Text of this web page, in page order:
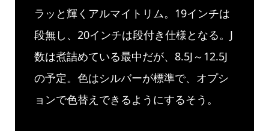
ラッと輝くアルマイトリム。19インチは
段無し、20インチは段付き仕様となる。J
数は煮詰めている最中だが、8.5J～12.5J
の予定。色はシルバーが標準で、オプシ
ョンで色替えできるようにするそう。